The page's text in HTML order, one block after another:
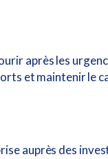
après les
et maintenir le
auprès des